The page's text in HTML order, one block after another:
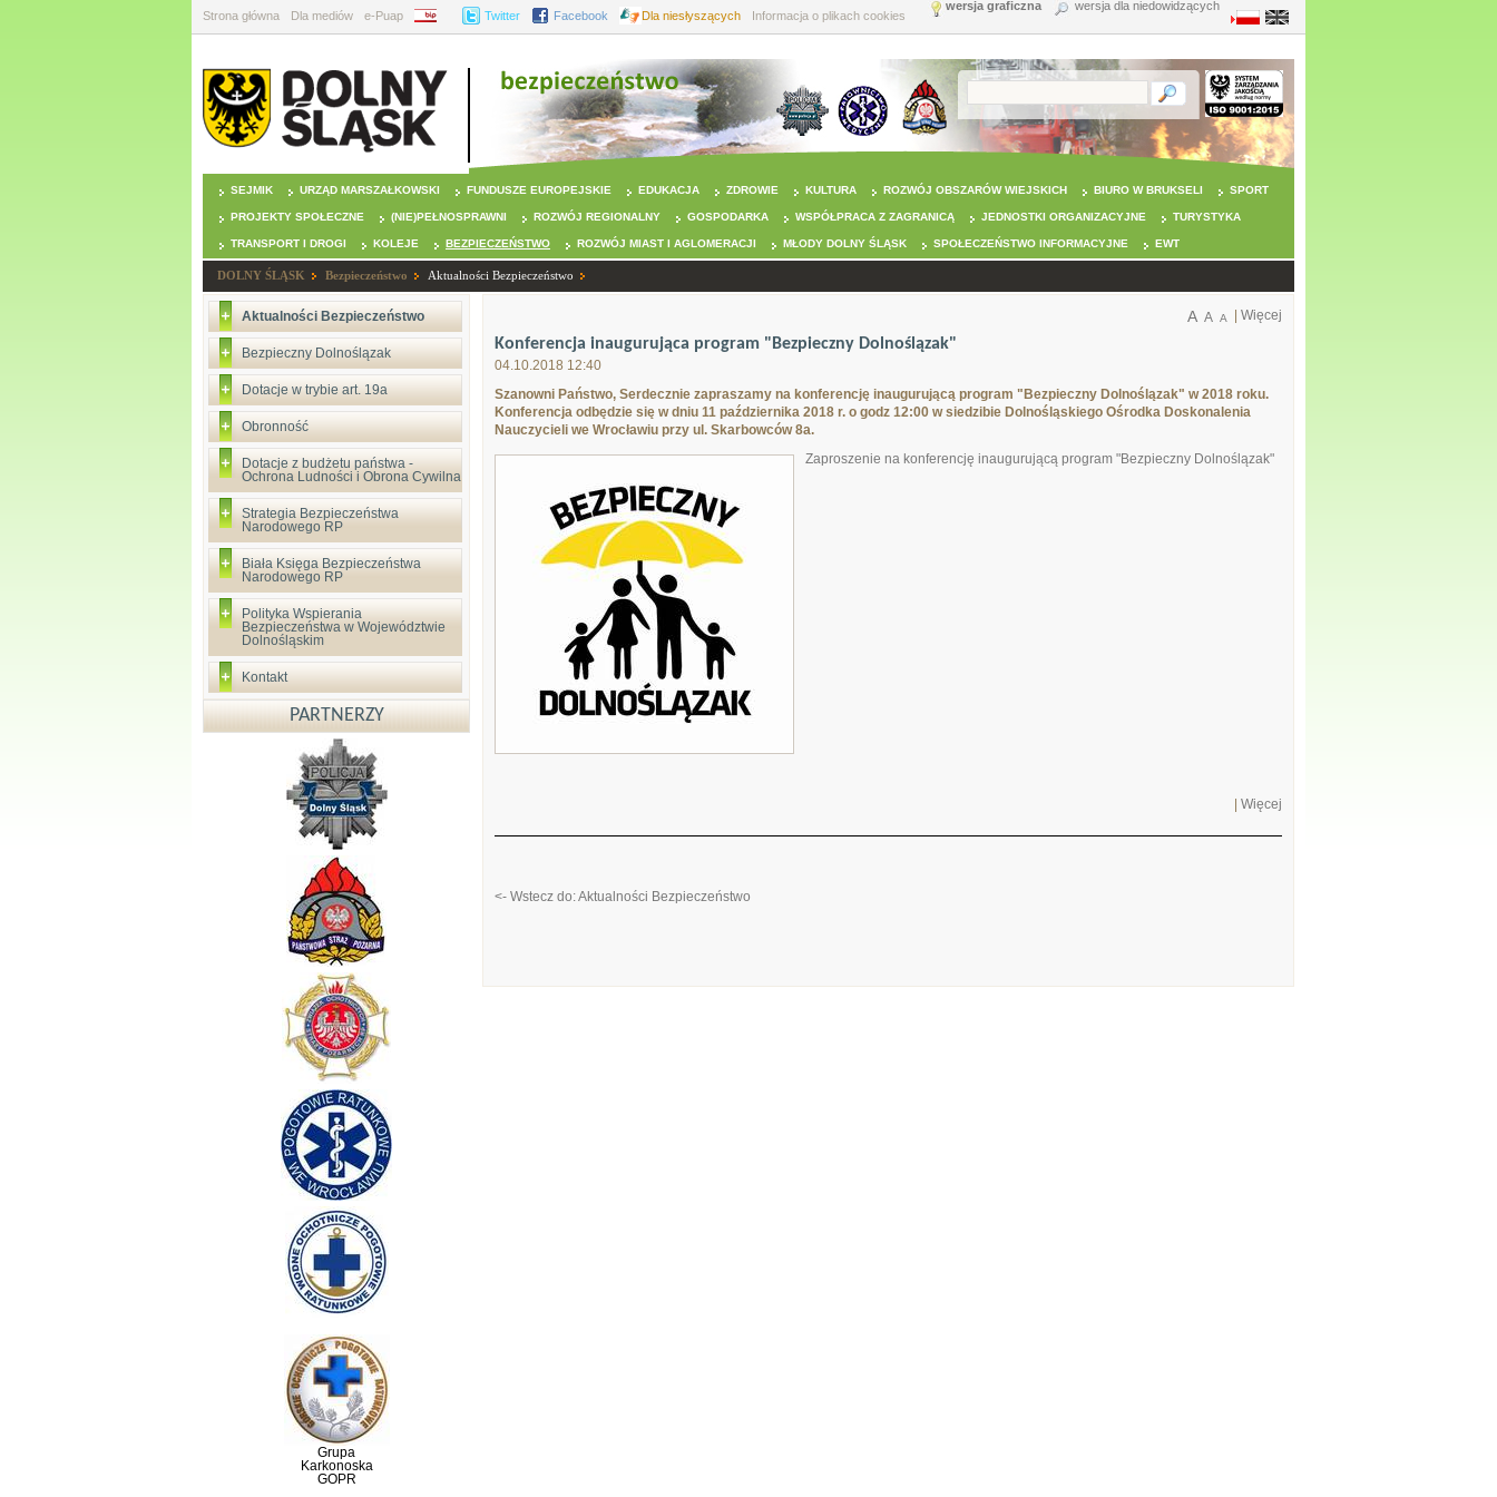
Strona główna Dla mediów e-Puap BIP Twitter Facebook Dla niesłyszących Informacja o plikach cookies
wersja graficzna wersja dla niedowidzących
SEJMIK URZĄD MARSZAŁKOWSKI FUNDUSZE EUROPEJSKIE EDUKACJA ZDROWIE KULTURA ROZWÓJ OBSZARÓW WIEJSKICH BIURO W BRUKSELI SPORT
PROJEKTY SPOŁECZNE (NIE)PEŁNOSPRAWNI ROZWÓJ REGIONALNY GOSPODARKA WSPÓŁPRACA Z ZAGRANICĄ JEDNOSTKI ORGANIZACYJNE TURYSTYKA
TRANSPORT I DROGI KOLEJE BEZPIECZEŃSTWO ROZWÓJ MIAST I AGLOMERACJI MŁODY DOLNY ŚLĄSK SPOŁECZEŃSTWO INFORMACYJNE EWT
DOLNY ŚLĄSK Bezpieczeństwo Aktualności Bezpieczeństwo
Aktualności Bezpieczeństwo
Bezpieczny Dolnoślązak
Dotacje w trybie art. 19a
Obronność
Dotacje z budżetu państwa -
Ochrona Ludności i Obrona Cywilna
Strategia Bezpieczeństwa
Narodowego RP
Biała Księga Bezpieczeństwa
Narodowego RP
Polityka Wspierania
Bezpieczeństwa w Województwie
Dolnośląskim
Kontakt
PARTNERZY
Grupa
Karkonoska
GOPR
Więcej
A A A
Konferencja inaugurująca program "Bezpieczny Dolnoślązak"
04.10.2018 12:40
Szanowni Państwo, Serdecznie zapraszamy na konferencję inaugurującą program "Bezpieczny Dolnoślązak" w 2018 roku.
Konferencja odbędzie się w dniu 11 października 2018 r. o godz 12:00 w siedzibie Dolnośląskiego Ośrodka Doskonalenia
Nauczycieli we Wrocławiu przy ul. Skarbowców 8a.
Zaproszenie na konferencję inaugurującą program "Bezpieczny Dolnoślązak"
Więcej
<- Wstecz do: Aktualności Bezpieczeństwo